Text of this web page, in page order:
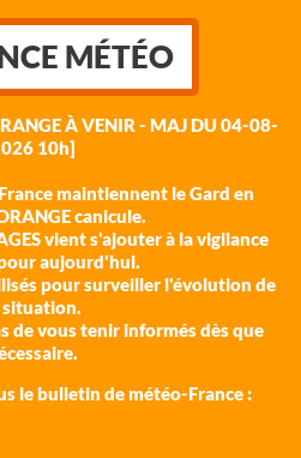
MÉTÉO
À VENIR - MAJ DU 04-08-
10h]
maintiennent le Gard en
canicule.
vient s'ajouter à la vigilance
aujourd'hui.
pour surveiller l'évolution de
situation.
de vous tenir informés dès que
le bulletin de météo-France :